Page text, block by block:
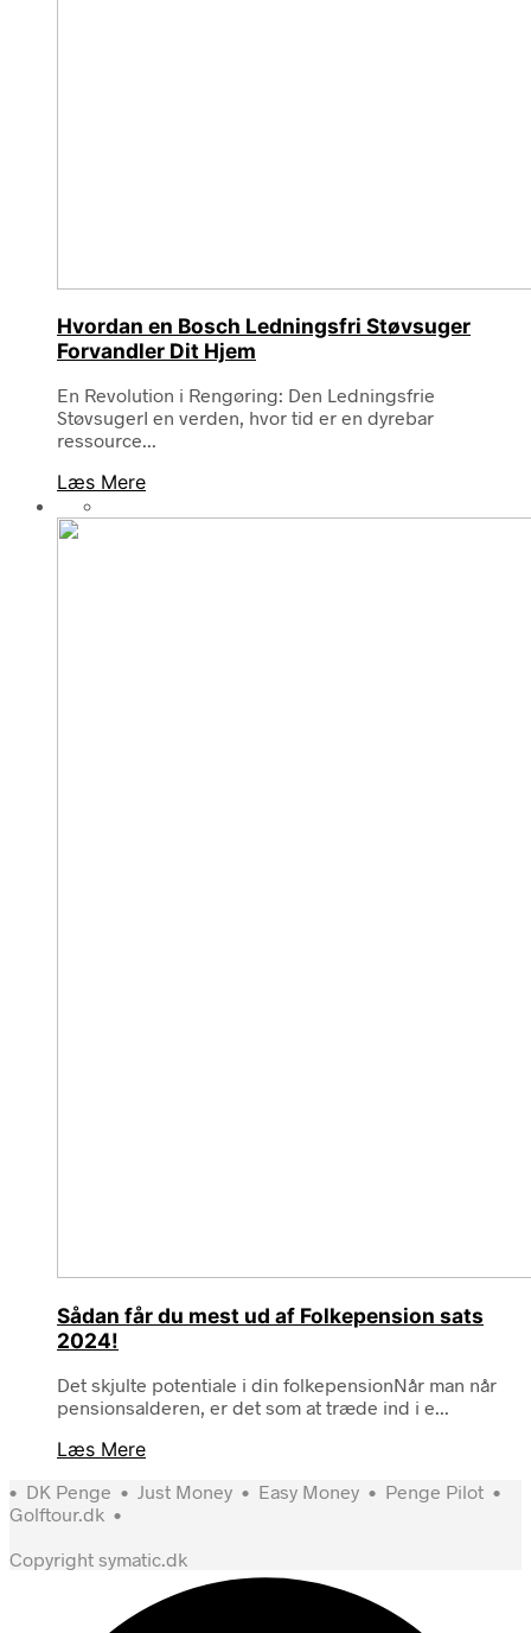
Hvordan en Bosch Ledningsfri Støvsuger
Forvandler Dit Hjem
En Revolution i Rengøring: Den Ledningsfrie
StøvsugerI en verden, hvor tid er en dyrebar
ressource...
Læs Mere
Sådan får du mest ud af Folkepension sats
2024!
Det skjulte potentiale i din folkepensionNår man når
pensionsalderen, er det som at træde ind i e...
Læs Mere
• DK Penge • Just Money • Easy Money • Penge Pilot •
Golftour.dk •
Copyright symatic.dk